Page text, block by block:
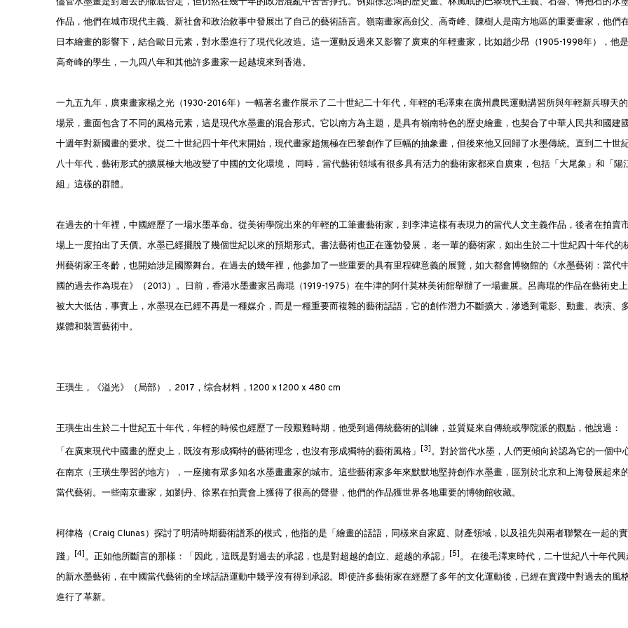
作品，他們在城市現代主義、新社會和政治敘事中發展出了自己的藝術語言。嶺南畫家高劍父、高奇峰、陳樹人是南方地區的重要畫家，他們
日本繪畫的影響下，結合歐日元素，對水墨進行了現代化改造。這一運動反過來又影響了廣東的年輕畫家，比如趙少昂（1905-1998年），他是
高奇峰的學生，一九四八年和其他許多畫家一起越境來到香港。
一九五九年，廣東畫家楊之光（1930-2016年）一幅著名畫作展示了二十世紀二十年代，年輕的毛澤東在廣州農民運動講習所與年輕新兵聊天的
場景，畫面包含了不同的風格元素，這是現代水墨畫的混合形式。它以南方為主題，是具有嶺南特色的歷史繪畫，也契合了中華人民共和國建
十週年對新國畫的要求。從二十世紀四十年代末開始，現代畫家趙無極在巴黎創作了巨幅的抽象畫，但後來他又回歸了水墨傳統。直到二十世
八十年代，藝術形式的擴展極大地改變了中國的文化環境， 同時，當代藝術領域有很多具有活力的藝術家都來自廣東，包括「大尾象」和「陽
組」這樣的群體。
在過去的十年裡，中國經歷了一場水墨革命。從美術學院出來的年輕的工筆畫藝術家，到李津這樣有表現力的當代人文主義作品，後者在拍賣
場上一度拍出了天價。水墨已經擺脫了幾個世紀以來的預期形式。書法藝術也正在蓬勃發展， 老一輩的藝術家，如出生於二十世紀四十年代的
州藝術家王冬齡，也開始涉足國際舞台。在過去的幾年裡，他參加了一些重要的具有里程碑意義的展覽，如大都會博物館的《水墨藝術：當代
國的過去作為現在》（2013）。日前，香港水墨畫家呂壽琨（1919-1975）在牛津的阿什莫林美術館舉辦了一場畫展。呂壽琨的作品在藝術史上
被大大低估，事實上，水墨現在已經不再是一種媒介，而是一種重要而複雜的藝術話語，它的創作潛力不斷擴大，滲透到電影、動畫、表演、
媒體和裝置藝術中。
王璜生，《溢光》（局部），2017，综合材料，1200 x 1200 x 480 cm
王璜生出生於二十世紀五十年代，年輕的時候也經歷了一段艱難時期，他受到過傳統藝術的訓練，並質疑來自傳統或學院派的觀點，他說過：
「在廣東現代中國畫的歷史上，既沒有形成獨特的藝術理念，也沒有形成獨特的藝術風格」
[3] 。對於當代水墨，人們更傾向於認為它的一個中
在南京（王璜生學習的地方），一座擁有眾多知名水墨畫畫家的城市。這些藝術家多年來默默地堅持創作水墨畫，區別於北京和上海發展起來
當代藝術。一些南京畫家，如劉丹、徐累在拍賣會上獲得了很高的聲譽，他們的作品獲世界各地重要的博物館收藏。
柯律格（Craig Clunas）探討了明清時期藝術譜系的模式，他指的是「繪畫的話語，同樣來自家庭、財產領域，以及祖先與兩者聯繫在一起的實
踐」 [4]。正如他所斷言的那樣：「因此，這既是對過去的承認，也是對超越的創立、超越的承認」 [5]。 在後毛澤東時代，二十世紀八十年代興
的新水墨藝術，在中國當代藝術的全球話語運動中幾乎沒有得到承認。即使許多藝術家在經歷了多年的文化運動後，已經在實踐中對過去的風
進行了革新。